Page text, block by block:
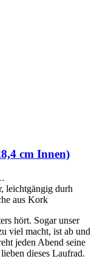
cm Innen)
leichtgängig durh
aus Kork
hört. Sogar unser
viel macht, ist ab und
jeden Abend seine
dieses Laufrad.